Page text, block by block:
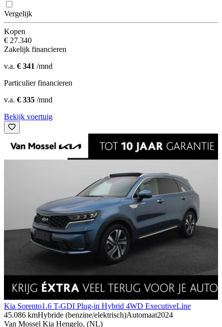
Vergelijk
Kopen
€ 27.340
Zakelijk financieren
v.a. € 341 /mnd
Particulier financieren
v.a. € 335 /mnd
Bekijk voertuig
Kia Sorento1.6 T-GDI Plug-in Hybrid 4WD ExecutiveLine
45.086 kmHybride (benzine/elektrisch)Automaat2024
Van Mossel Kia Hengelo, (NL)